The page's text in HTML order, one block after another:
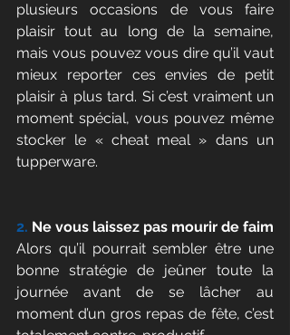
plusieurs occasions de vous faire
plaisir tout au long de la semaine,
mais vous pouvez vous dire qu’il vaut
mieux reporter ces envies de petit
plaisir à plus tard. Si c’est vraiment un
moment spécial, vous pouvez même
stocker le « cheat meal » dans un
tupperware.
2. Ne vous laissez pas mourir de faim
Alors qu’il pourrait sembler être une
bonne stratégie de jeûner toute la
journée avant de se lâcher au
moment d’un gros repas de fête, c’est